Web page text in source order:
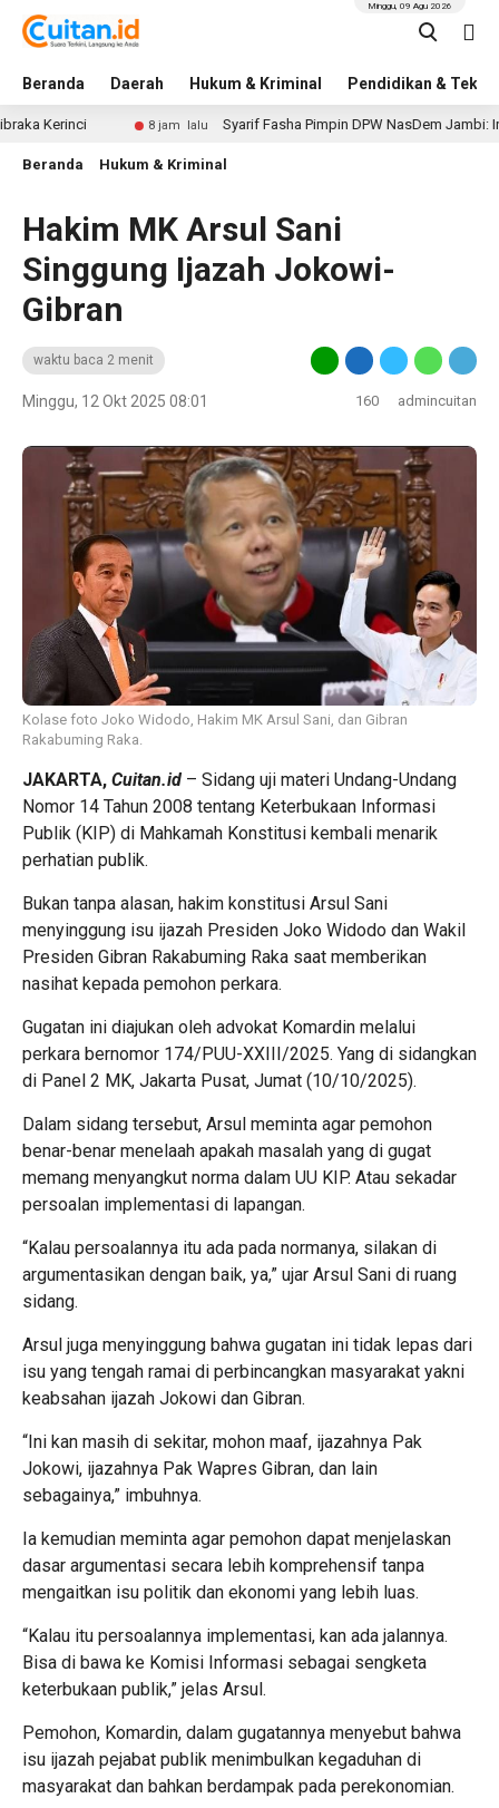
Beranda Daerah Hukum & Kriminal Pendidikan &
Minggu, 09 Agu 2026
8 jam lalu Syarif Fasha Pimpin DPW NasDem Jambi: Ini
Beranda Hukum & Kriminal
Hakim MK Arsul Sani
Singgung Ijazah Jokowi-
Gibran
waktu baca 2 menit
Minggu, 12 Okt 2025 08:01 160 admincuitan
Kolase foto Joko Widodo, Hakim MK Arsul Sani, dan Gibran
Rakabuming Raka.
JAKARTA, Cuitan.id – Sidang uji materi Undang-Undang
Nomor 14 Tahun 2008 tentang Keterbukaan Informasi
Publik (KIP) di Mahkamah Konstitusi kembali menarik
perhatian publik.
Bukan tanpa alasan, hakim konstitusi Arsul Sani
menyinggung isu ijazah Presiden Joko Widodo dan Wakil
Presiden Gibran Rakabuming Raka saat memberikan
nasihat kepada pemohon perkara.
Gugatan ini diajukan oleh advokat Komardin melalui
perkara bernomor 174/PUU-XXIII/2025. Yang di sidangkan
di Panel 2 MK, Jakarta Pusat, Jumat (10/10/2025).
Dalam sidang tersebut, Arsul meminta agar pemohon
benar-benar menelaah apakah masalah yang di gugat
memang menyangkut norma dalam UU KIP. Atau sekadar
persoalan implementasi di lapangan.
“Kalau persoalannya itu ada pada normanya, silakan di
argumentasikan dengan baik, ya,” ujar Arsul Sani di ruang
sidang.
Arsul juga menyinggung bahwa gugatan ini tidak lepas dari
isu yang tengah ramai di perbincangkan masyarakat yakni
keabsahan ijazah Jokowi dan Gibran.
“Ini kan masih di sekitar, mohon maaf, ijazahnya Pak
Jokowi, ijazahnya Pak Wapres Gibran, dan lain
sebagainya,” imbuhnya.
Ia kemudian meminta agar pemohon dapat menjelaskan
dasar argumentasi secara lebih komprehensif tanpa
mengaitkan isu politik dan ekonomi yang lebih luas.
“Kalau itu persoalannya implementasi, kan ada jalannya.
Bisa di bawa ke Komisi Informasi sebagai sengketa
keterbukaan publik,” jelas Arsul.
Pemohon, Komardin, dalam gugatannya menyebut bahwa
isu ijazah pejabat publik menimbulkan kegaduhan di
masyarakat dan bahkan berdampak pada perekonomian.